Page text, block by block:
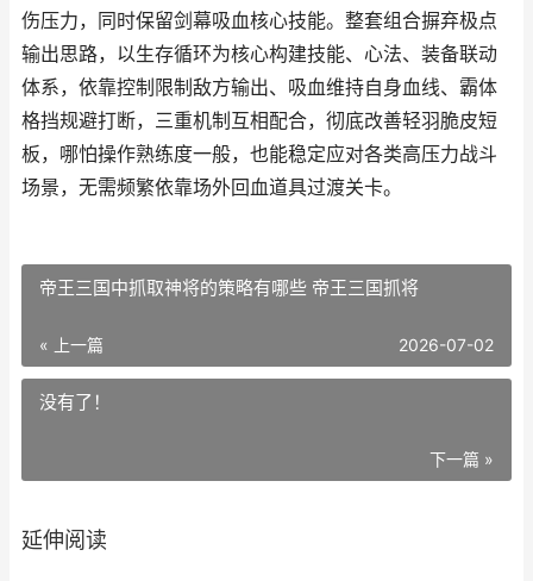
伤压力，同时保留剑幕吸血核心技能。整套组合摒弃极点
输出思路，以生存循环为核心构建技能、心法、装备联动
体系，依靠控制限制敌方输出、吸血维持自身血线、霸体
格挡规避打断，三重机制互相配合，彻底改善轻羽脆皮短
板，哪怕操作熟练度一般，也能稳定应对各类高压力战斗
场景，无需频繁依靠场外回血道具过渡关卡。
帝王三国中抓取神将的策略有哪些 帝王三国抓将
« 上一篇 2026-07-02
没有了！
下一篇 »
延伸阅读